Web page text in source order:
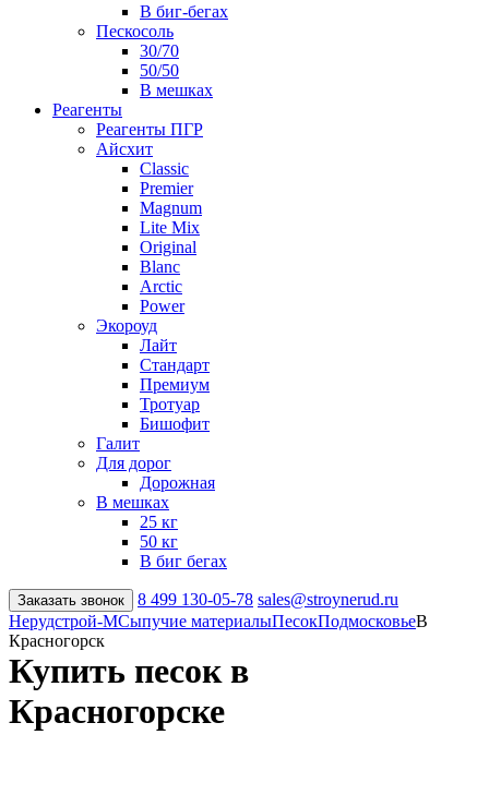
В биг-бегах
Пескосоль
30/70
50/50
В мешках
Реагенты
Реагенты ПГР
Айсхит
Classic
Premier
Magnum
Lite Mix
Original
Blanc
Arctic
Power
Экороуд
Лайт
Стандарт
Премиум
Тротуар
Бишофит
Галит
Для дорог
Дорожная
В мешках
25 кг
50 кг
В биг бегах
Заказать звонок 8 499 130-05-78 sales@stroynerud.ru
Нерудстрой-МСыпучие материалыПесокПодмосковьеВ
Красногорск
Купить песок в
Красногорске